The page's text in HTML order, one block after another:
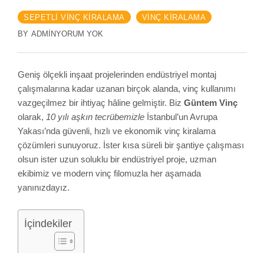
SEPETLI VINÇ KIRALAMA
VINÇ KIRALAMA
BY ADMINYORUM YOK
Geniş ölçekli inşaat projelerinden endüstriyel montaj
çalışmalarına kadar uzanan birçok alanda, vinç kullanımı
vazgeçilmez bir ihtiyaç hâline gelmiştir. Biz Güntem Vinç
olarak, 10 yılı aşkın tecrübemizle İstanbul’un Avrupa
Yakası’nda güvenli, hızlı ve ekonomik vinç kiralama
çözümleri sunuyoruz. İster kısa süreli bir şantiye çalışması
olsun ister uzun soluklu bir endüstriyel proje, uzman
ekibimiz ve modern vinç filomuzla her aşamada
yanınızdayız.
İçindekiler